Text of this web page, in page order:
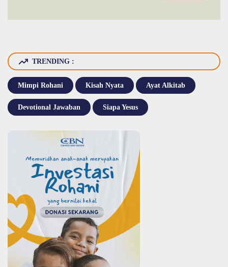
TRENDING :
Mimpi Rohani Kisah Nyata Ayat Alkitab
Devotional Jawaban Siapa Yesus